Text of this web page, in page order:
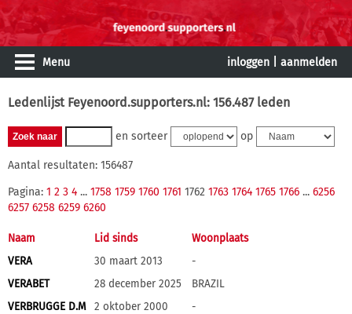
Menu inloggen aanmelden
Ledenlijst Feyenoord.supporters.nl: 156.487 leden
en sorteer op
Aantal resultaten: 156487
Pagina: 1 2 3 4 ... 1758 1759 1760 1761 1762 1763 1764 1765 1766 ... 6256
6257 6258 6259 6260
Naam Lid sinds
Woonplaats
VERA
30 maart 2013
-
VERABET
28 december 2025
BRAZIL
VERBRUGGE D.M 2 oktober 2000
-